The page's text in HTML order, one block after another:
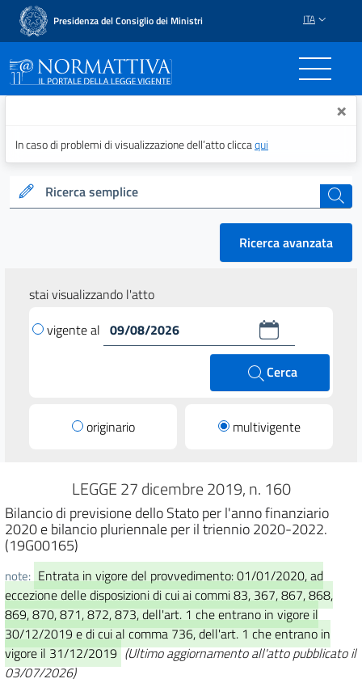
Presidenza del Consiglio dei Ministri ITA
Normattiva - Il portale ×
In caso di problemi di visualizzazione dell’atto cliccaqui
Ricerca semplice cerca
Ricerca avanzata
stai visualizzando l'atto
vigente al
Cerca
originario multivigente
LEGGE 27 dicembre 2019, n. 160
Bilancio di previsione dello Stato per l'anno finanziario
2020 e bilancio pluriennale per il triennio 2020-2022.
(19G00165)
note: Entrata in vigore del provvedimento: 01/01/2020, ad
eccezione delle disposizioni di cui ai commi 83, 367, 867, 868,
869, 870, 871, 872, 873, dell'art. 1 che entrano in vigore il
30/12/2019 e di cui al comma 736, dell'art. 1 che entrano in
vigore il 31/12/2019 (Ultimo aggiornamento all'atto pubblicato il
03/07/2026)